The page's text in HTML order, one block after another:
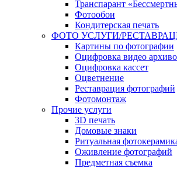
Транспарант
Фотообои
Кондитерская печать
ФОТО УСЛУГИ/
Картины по фотографии
Оцифровка видео
Оцифровка кассет
Оцветнение
Реставрация фотографий
Фотомонтаж
Прочие услуги
3D печать
Домовые знаки
Ритуальная
Оживление фотографий
Предметная съемка